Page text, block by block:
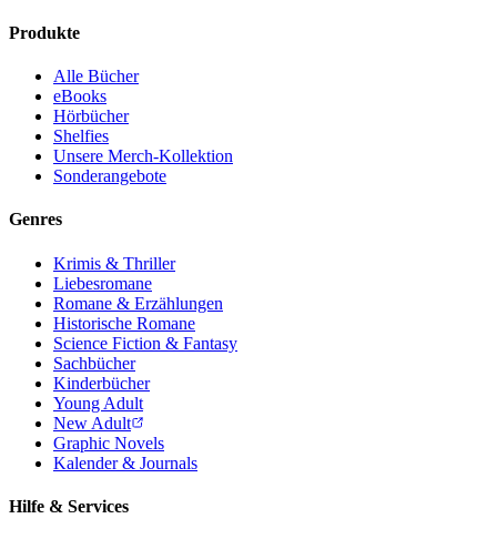
Produkte
Alle Bücher
eBooks
Hörbücher
Shelfies
Unsere Merch-Kollektion
Sonderangebote
Genres
Krimis & Thriller
Liebesromane
Romane & Erzählungen
Historische Romane
Science Fiction & Fantasy
Sachbücher
Kinderbücher
Young Adult
New Adult
Graphic Novels
Kalender & Journals
Hilfe & Services